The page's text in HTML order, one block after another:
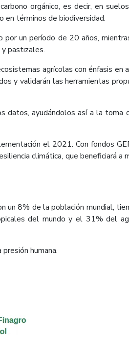
orgánico, es decir, en
en términos de biodiversidad.
un período de 20 años,
pastizales.
agrícolas con énfasis en
y validarán las herramientas
datos, ayudándolos así a la toma
el 2021. Con fondos
climática, que beneficiará a
un 8% de la población mundial,
del mundo y el 31% del
humana.